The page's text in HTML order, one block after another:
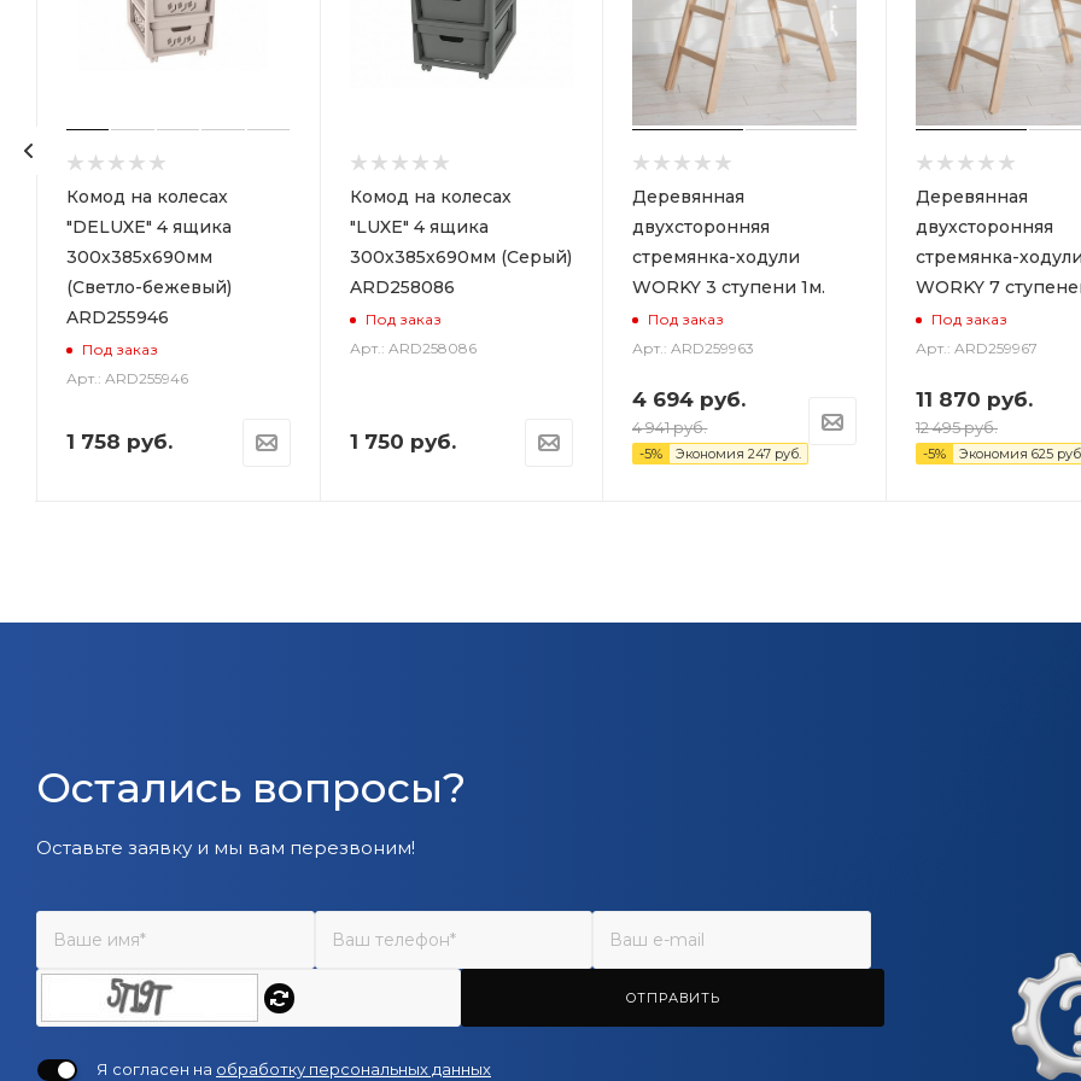
Комод на колесах
"DELUXE" 4 ящика
300х385х690мм
(Светло-бежевый)
ARD255946
Под заказ
Арт.: ARD255946
1 758 руб.
Комод на колесах
"LUXE" 4 ящика
300х385х690мм (Серый)
ARD258086
Под заказ
Арт.: ARD258086
1 750 руб.
Деревянная
двухсторонняя
стремянка-ходули
WORKY 3 ступени 1м.
Под заказ
Арт.: ARD259963
4 694 руб.
4 941руб.
-5% Экономия 247 руб.
Деревянная
двухсторонняя
стремянка-ходули
WORKY 7
Под заказ
Арт.: ARD259967
11 870 руб.
12 495руб.
-5% Экономия 625
Остались вопросы?
Оставьте заявку и мы вам перезвоним!
ОТПРАВИТЬ
Я согласен на обработку персональных данных